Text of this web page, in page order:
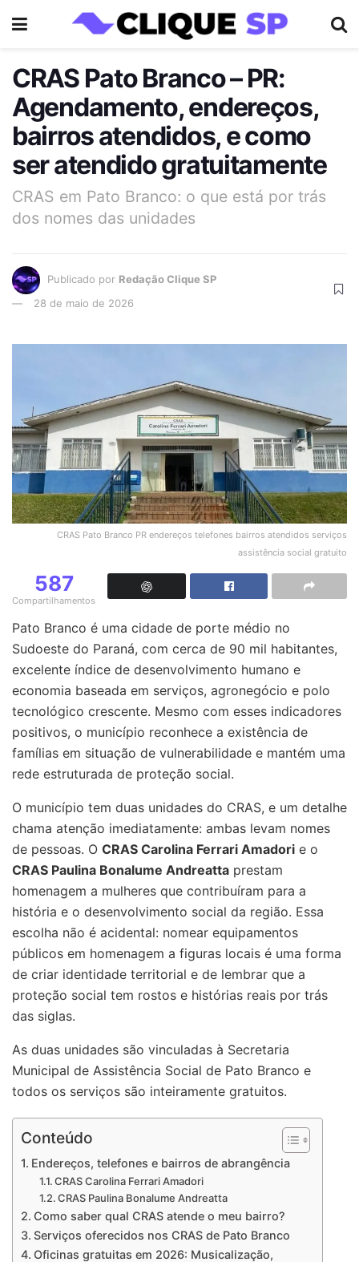
CRAS Pato Branco – PR:
Agendamento, endereços,
bairros atendidos, e como
ser atendido gratuitamente
CRAS em Pato Branco: o que está por trás
dos nomes das unidades
Publicado por Redação Clique SP
28 de maio de 2026
CRAS Pato Branco PR endereços telefones bairros atendidos serviços
assistência social gratuito
587
Compartilhamentos
Pato Branco é uma cidade de porte médio no
Sudoeste do Paraná, com cerca de 90 mil habitantes,
excelente índice de desenvolvimento humano e
economia baseada em serviços, agronegócio e polo
tecnológico crescente. Mesmo com esses indicadores
positivos, o município reconhece a existência de
famílias em situação de vulnerabilidade e mantém uma
rede estruturada de proteção social.
O município tem duas unidades do CRAS, e um detalhe
chama atenção imediatamente: ambas levam nomes
de pessoas. O CRAS Carolina Ferrari Amadori e o
CRAS Paulina Bonalume Andreatta prestam
homenagem a mulheres que contribuíram para a
história e o desenvolvimento social da região. Essa
escolha não é acidental: nomear equipamentos
públicos em homenagem a figuras locais é uma forma
de criar identidade territorial e de lembrar que a
proteção social tem rostos e histórias reais por trás
das siglas.
As duas unidades são vinculadas à Secretaria
Municipal de Assistência Social de Pato Branco e
todos os serviços são inteiramente gratuitos.
Conteúdo
Endereços, telefones e bairros de abrangência
CRAS Carolina Ferrari Amadori
CRAS Paulina Bonalume Andreatta
Como saber qual CRAS atende o meu bairro?
Serviços oferecidos nos CRAS de Pato Branco
Oficinas gratuitas em 2026: Musicalização,